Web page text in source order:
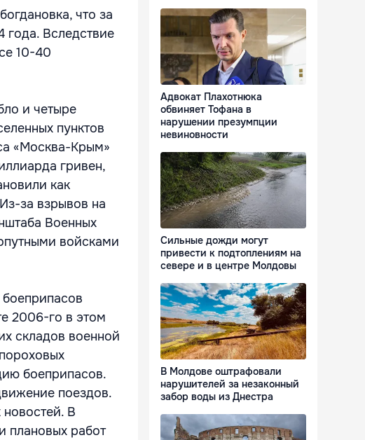
что за
года. Вследствие
10-40
и четыре
пунктов
«Москва-Крым»
гривен,
как
за взрывов на
Военных
войсками
2006-го в этом
складов военной
боеприпасов.
поездов.
В
плановых работ
Адвокат Плахотнюка
обвиняет Тофана в
нарушении презумпции
невиновности
Сильные дожди могут
привести к подтоплениям на
севере и в центре Молдовы
В Молдове оштрафовали
нарушителей за незаконный
забор воды из Днестра